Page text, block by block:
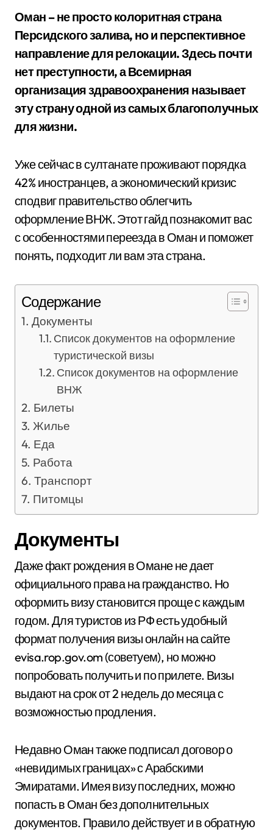
Оман – не просто колоритная страна
Персидского залива, но и перспективное
направление для релокации. Здесь почти
нет преступности, а Всемирная
организация здравоохранения называет
эту страну одной из самых благополучных
для жизни.
Уже сейчас в султанате проживают порядка
42% иностранцев, а экономический кризис
сподвиг правительство облегчить
оформление ВНЖ. Этот гайд познакомит вас
с особенностями переезда в Оман и поможет
понять, подходит ли вам эта страна.
Содержание
Документы
Список документов на оформление
туристической визы
Список документов на оформление
ВНЖ
Билеты
Жилье
Еда
Работа
Транспорт
Питомцы
Документы
Даже факт рождения в Омане не дает
официального права на гражданство. Но
оформить визу становится проще с каждым
годом. Для туристов из РФ есть удобный
формат получения визы онлайн на сайте
evisa.rop.gov.om (советуем), но можно
попробовать получить и по прилете. Визы
выдают на срок от 2 недель до месяца с
возможностью продления.
Недавно Оман также подписал договор о
«невидимых границах» с Арабскими
Эмиратами. Имея визу последних, можно
попасть в Оман без дополнительных
документов. Правило действует и в обратную